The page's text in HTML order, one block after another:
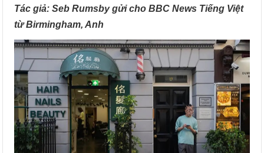
Tác giả: Seb Rumsby gửi cho BBC News Tiếng Việt
từ Birmingham, Anh